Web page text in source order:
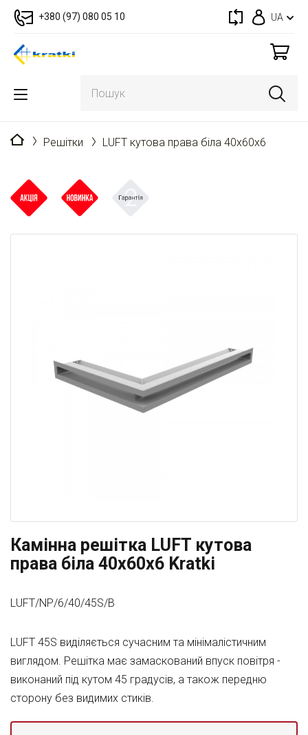
+380 (97) 080 05 10 UA
Головна
Решітки LUFT кутова права біла 40x60x6
Камінна решітка LUFT кутова
права біла 40x60x6 Kratki
LUFT/NP/6/40/45S/B
LUFT 45S виділяється сучасним та мінімалістичним
виглядом. Решітка має замаскований впуск повітря -
виконаний під кутом 45 градусів, а також передню
сторону без видимих стиків.